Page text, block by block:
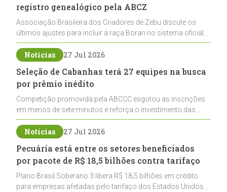
registro genealógico pela ABCZ
Associação Brasileira dos Criadores de Zebu discute os
últimos ajustes para incluir a raça Boran no sistema oficial
de registros, abrindo caminho para sua expansão na
pecuária nacional
Notícias 27 Jul 2026
Seleção de Cabanhas terá 27 equipes na busca
por prêmio inédito
Competição promovida pela ABCCC esgotou as inscrições
em menos de sete minutos e reforça o investimento das
cabanhas na seleção genética de Cavalos Crioulos voltados
ao laço
Notícias 27 Jul 2026
Pecuária está entre os setores beneficiados
por pacote de R$ 18,5 bilhões contra tarifaço
Plano Brasil Soberano 3 libera R$ 18,5 bilhões em crédito
para empresas afetadas pelo tarifaço dos Estados Unidos e